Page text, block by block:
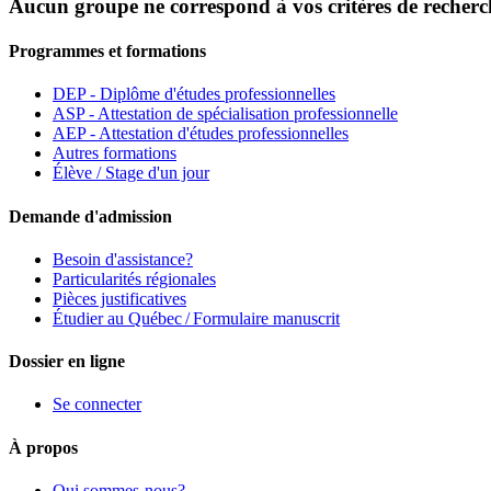
Aucun groupe ne correspond à vos critères de
Programmes et formations
DEP - Diplôme d'études professionnelles
ASP - Attestation de spécialisation professionnelle
AEP - Attestation d'études professionnelles
Autres formations
Élève / Stage d'un jour
Demande d'admission
Besoin d'assistance?
Particularités régionales
Pièces justificatives
Étudier au Québec / Formulaire manuscrit
Dossier en ligne
Se connecter
À propos